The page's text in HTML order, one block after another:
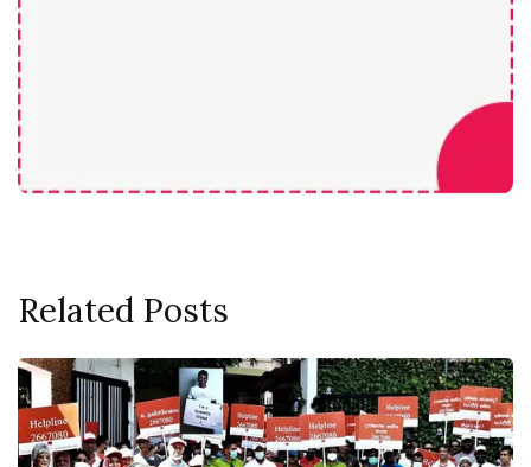
Related Posts